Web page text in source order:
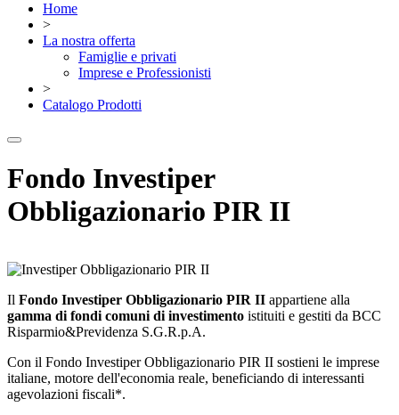
Home
>
La nostra offerta
Famiglie e privati
Imprese e Professionisti
>
Catalogo Prodotti
Fondo Investiper
Obbligazionario PIR II
Il Fondo Investiper Obbligazionario PIR II appartiene alla
gamma di fondi comuni di investimento istituiti e gestiti da BCC
Risparmio&Previdenza S.G.R.p.A.
Con il Fondo Investiper Obbligazionario PIR II sostieni le imprese
italiane, motore dell'economia reale, beneficiando di interessanti
agevolazioni fiscali*.